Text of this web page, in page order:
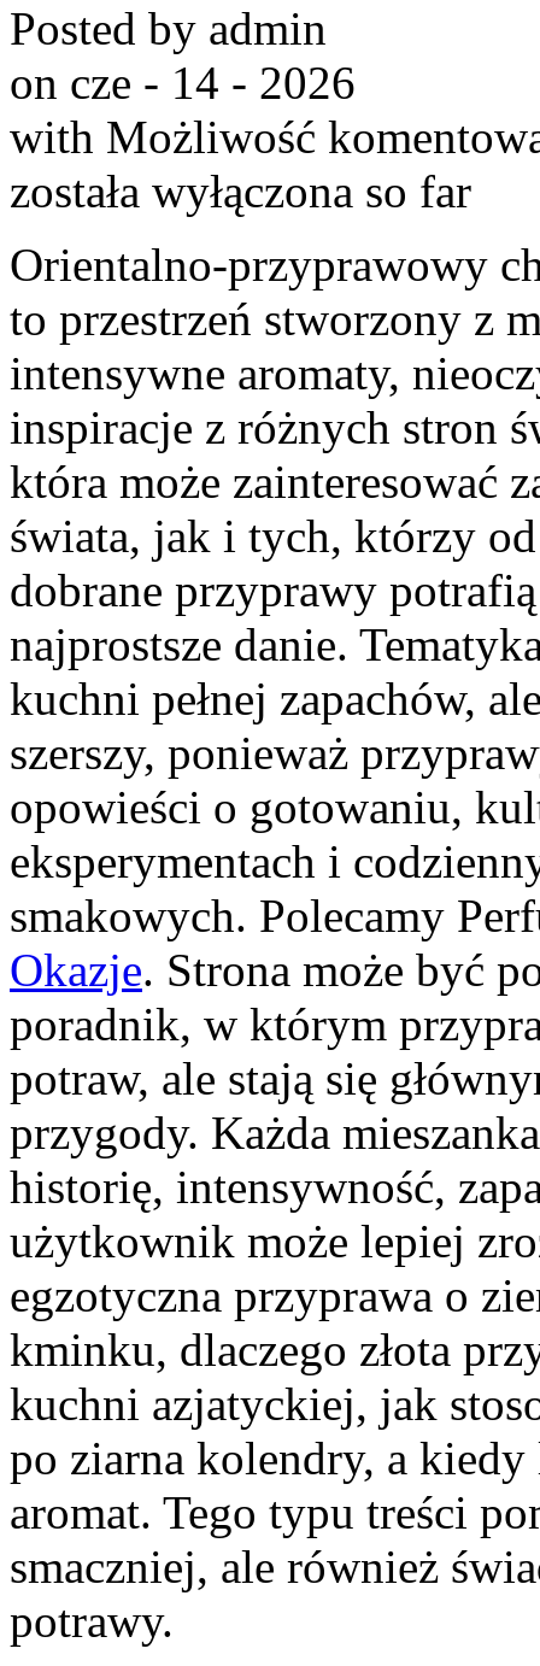
Posted by admin
on cze - 14 - 2026
with Możliwość
została wyłączona so far
Orientalno-przyprawowy
to przestrzeń stworzony z
intensywne aromaty,
inspiracje z różnych stron
która może zainteresować
świata, jak i tych, którzy
dobrane przyprawy
najprostsze danie.
kuchni pełnej zapachów,
szerszy, ponieważ
opowieści o gotowaniu,
eksperymentach i
smakowych. Polecamy
Okazje. Strona może być
poradnik, w którym
potraw, ale stają się
przygody. Każda
historię, intensywność,
użytkownik może lepiej
egzotyczna przyprawa o
kminku, dlaczego złota
kuchni azjatyckiej, jak
po ziarna kolendry, a
aromat. Tego typu treści
smaczniej, ale również
potrawy.